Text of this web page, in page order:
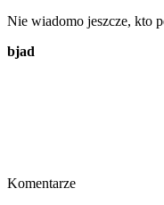
Nie wiadomo jeszcze, kto
bjad
Komentarze